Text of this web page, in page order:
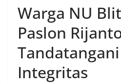
Warga NU
Paslon
Integritas